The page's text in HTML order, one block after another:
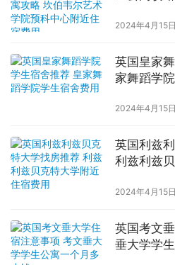
2024年4月15日
英国皇家
家舞蹈学
2024年4月15日
英国利兹
利兹利兹
2024年4月15日
英国考文
垂大学学